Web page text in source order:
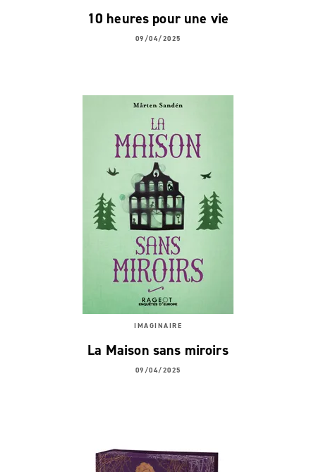
10 heures pour une vie
09/04/2025
IMAGINAIRE
La Maison sans miroirs
09/04/2025